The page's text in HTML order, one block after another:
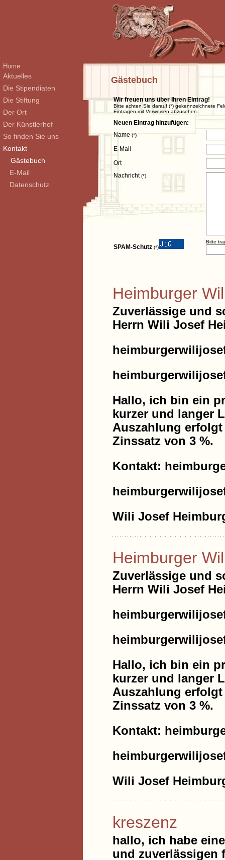
Home
Aktuelles
Die Stipendiaten
Die Stiftung
Der Ort
Der Künstlerhof
So finden Sie uns
Kontakt
Gästebuch
E-Mail
Datenschutz
Gästebuch
Wir freuen uns über Ihren Eintrag!
Bitte achten Sie darauf (*) gekennzeichnete
Einträgen mit Verweisen abzusehen.
Neuen Eintrag hinzufügen:
Name (*)
E-Mail
Ort
Nachricht(*)
SPAM-Schutz (*)
Bitte
Heimburger
Zuverlässige und
Herrn Wili Josef
Hallo, ich bin ein
kurzer und langer
Auszahlung
Zinssatz von 3 %.
Kontakt:
Wili Josef
Heimburger
Zuverlässige und
Herrn Wili Josef
Hallo, ich bin ein
kurzer und langer
Auszahlung
Zinssatz von 3 %.
Kontakt:
Wili Josef
kreszenz
hallo, ich habe
und zuverlässigen